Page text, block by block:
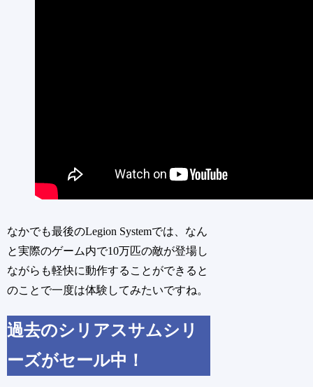
なかでも最後のLegion Systemでは、なん
と実際のゲーム内で10万匹の敵が登場し
ながらも軽快に動作することができると
のことで一度は体験してみたいですね。
過去のシリアスサムシリ
ーズがセール中！